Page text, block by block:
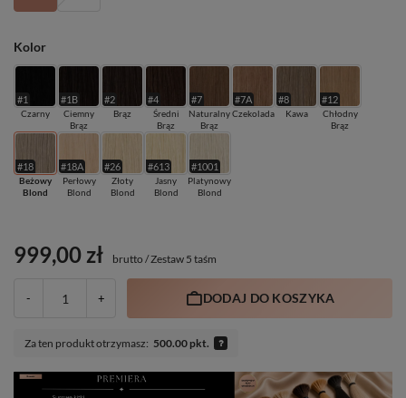
Kolor
#1
Czarny
#1B
Ciemny
Brąz
#2
Brąz
#4
Średni
Brąz
#7
Naturalny
Brąz
#7A
Czekolada
#8
Kawa
#12
Chłodny
Brąz
#18
Beżowy
Blond
#18A
Perłowy
Blond
#26
Złoty
Blond
#613
Jasny
Blond
#1001
Platynowy
Blond
999,00 zł brutto /Zestaw 5 taśm
- + DODAJ DO KOSZYKA
Za ten produkt otrzymasz: 500.00 pkt.